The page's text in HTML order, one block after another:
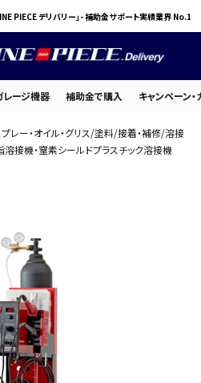
PIECE デリバリー」- 補助金サポート実績業界 No.1
レージ機器 補助金で購入 キャンペーン
search
会員登録
プレー・オイル・グリス/塗料/接着・補修/溶接
溶接機・窒素シールドプラスチック溶接機